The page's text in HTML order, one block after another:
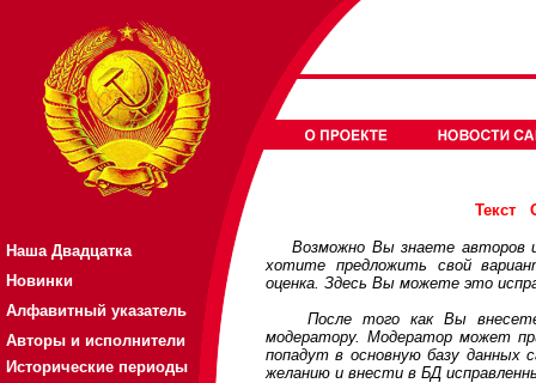
Наша Двадцатка
Новинки
Алфавитный указатель
Авторы и исполнители
Исторические периоды
Текст
Возможно Вы знаете авторов
хотите предложить свой
оценка. Здесь Вы можете это
После того как Вы внесете
модератору. Модератор может
попадут в основную базу
желанию и внести в БД